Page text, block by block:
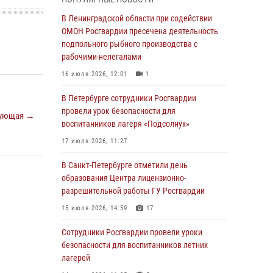
→
В Красносельском районе наряд Росгвардии
задержал правонарушителя, угрожавшего 17-
летнему подростку травматическим оружием
06 августа 2026, 13:39
оперативно задержали хулигана,
стрелявшего из пускового устройства рядом
с жилыми домами
06 августа 2026, 11:36
Сотрудники и военнослужащие Росгвардии
обеспечили правопорядок при проведении
матча "Зенит" - "Балтика"
06 августа 2026, 07:30 10
В Выборгском районе наряд Росгвардии
обнаружил разыскиваемый преступный
автотранспорт
В Ленинградской области при содействии
ОМОН Росгвардии пресечена деятельность
подпольного рыбного производства с
рабочими-нелегалами
16 июля 2026, 12:01 1
В Петербурге сотрудники Росгвардии
провели урок безопасности для
воспитанников лагеря «Подсолнух»
17 июля 2026, 11:27
В Санкт-Петербурге отметили день
образования Центра лицензионно-
разрешительной работы ГУ Росгвардии
15 июля 2026, 14:59 17
Сотрудники Росгвардии провели уроки
безопасности для воспитанников летних
лагерей